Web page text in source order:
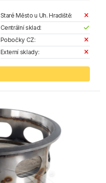
Staré Město u Uh. Hradiště:
Centrální sklad:
Pobočky CZ:
Externí sklady: